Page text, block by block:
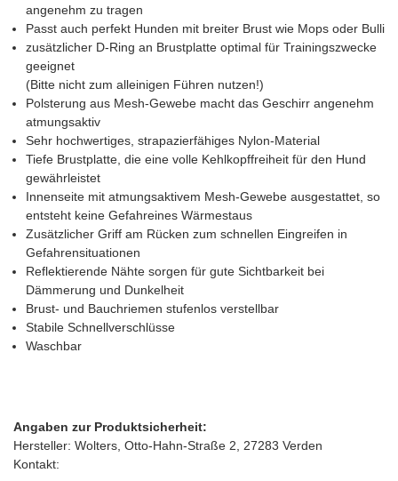
angenehm zu tragen
Passt auch perfekt Hunden mit breiter Brust wie Mops oder Bulli
zusätzlicher D-Ring an Brustplatte optimal für Trainingszwecke
geeignet
(Bitte nicht zum alleinigen Führen nutzen!)
Polsterung aus Mesh-Gewebe macht das Geschirr angenehm
atmungsaktiv
Sehr hochwertiges, strapazierfähiges Nylon-Material
Tiefe Brustplatte, die eine volle Kehlkopffreiheit für den Hund
gewährleistet
Innenseite mit atmungsaktivem Mesh-Gewebe ausgestattet, so
entsteht keine Gefahreines Wärmestaus
Zusätzlicher Griff am Rücken zum schnellen Eingreifen in
Gefahrensituationen
Reflektierende Nähte sorgen für gute Sichtbarkeit bei
Dämmerung und Dunkelheit
Brust- und Bauchriemen stufenlos verstellbar
Stabile Schnellverschlüsse
Waschbar
Angaben zur Produktsicherheit:
Hersteller: Wolters, Otto‑Hahn‑Straße 2, 27283 Verden
Kontakt: